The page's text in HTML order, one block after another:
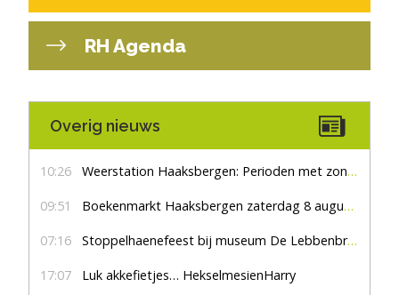
RH Agenda
Overig nieuws
10:26 Weerstation Haaksbergen: Perioden met zon en droog
09:51 Boekenmarkt Haaksbergen zaterdag 8 augustus, marktplein Haaksbergen
07:16 Stoppelhaenefeest bij museum De Lebbenbrugge
17:07 Luk akkefietjes… HekselmesienHarry